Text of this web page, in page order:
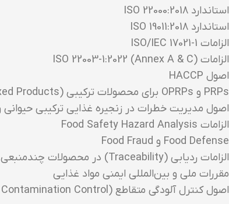
استاندارد ISO 22000:2018
استاندارد ISO 19011:2018
الزامات ISO/IEC 17021-1
الزامات ISO 22003-1:2022 (Annex A & C)
اصول HACCP
PRPs و OPRPs برای محصولات ترکیبی (Mixed Products)
اصول مدیریت خطرات در زنجیره غذایی ترکیبی
الزامات Food Safety Hazard Analysis
Food Defense و Food Fraud
الزامات ردیابی (Traceability) در محصولات چندمنبعی
مقررات ملی و بین‌المللی ایمنی مواد غذایی
اصول کنترل آلودگی متقاطع (Cross Contamination Control)